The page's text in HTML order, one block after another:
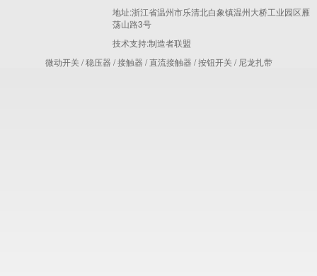
地址:浙江省温州市乐清北白象镇温州大桥工业园区雁
荡山路3号
技术支持:制造者联盟
微动开关 /稳压器 /接触器 /直流接触器 /按钮开关 /尼龙扎带